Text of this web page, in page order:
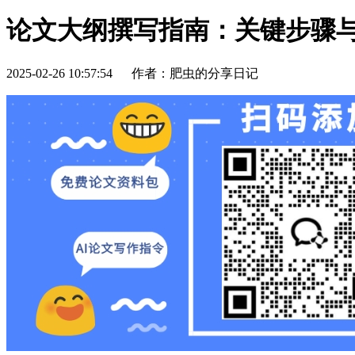
论文大纲撰写指南：关键步骤
2025-02-26 10:57:54 作者：肥虫的分享日记